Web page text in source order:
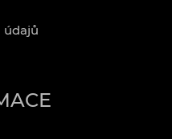
údajů